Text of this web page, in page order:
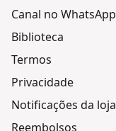
Canal no WhatsApp
Biblioteca
Termos
Privacidade
Notificações da loja
Reembolsos